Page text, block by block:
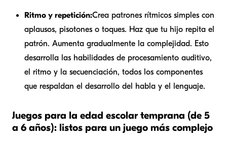
Ritmo y repetición:Crea patrones rítmicos simples con
aplausos, pisotones o toques. Haz que tu hijo repita el
patrón. Aumenta gradualmente la complejidad. Esto
desarrolla las habilidades de procesamiento auditivo,
el ritmo y la secuenciación, todos los componentes
que respaldan el desarrollo del habla y el lenguaje.
Juegos para la edad escolar temprana (de 5
a 6 años): listos para un juego más complejo